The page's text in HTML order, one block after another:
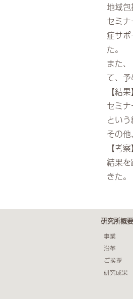
地域
セミ
症サ
た。
また
て、
【結果】
セミ
という
その他
【考察】
結果
きた。
研究所概要
事業
沿革
ご挨拶
研究成果